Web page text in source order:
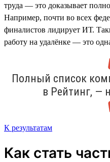
труда — это доказывает
Например, почти во всех
финалистов лидирует ИТ.
работу на удалёнке — это
Полный список
в Рейтинг, —
К результатам
Как стать